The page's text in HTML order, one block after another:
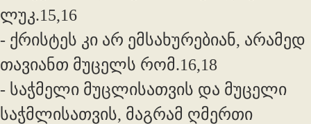
ლუკ.15,16
- ქრისტეს კი არ ემსახურებიან, არამედ
თავიანთ მუცელს რომ.16,18
- საჭმელი მუცლისათვის და მუცელი
საჭმლისათვის, მაგრამ ღმერთი